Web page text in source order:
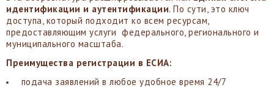
идентификации и аутентификации. По сути, это ключ
доступа, который подходит ко всем ресурсам,
предоставляющим услуги федерального, регионального и
муниципального масштаба.
Преимущества регистрации в ЕСИА:
подача заявлений в любое удобное время 24/7